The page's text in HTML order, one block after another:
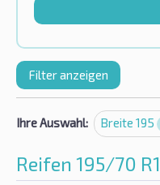
Filter anzeigen
Ihre Auswahl: Breite 195
Reifen 195/70